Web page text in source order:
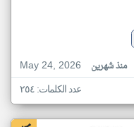
May 24, 2026
منذ شهرين
عدد الكلمات: ٢٥٤